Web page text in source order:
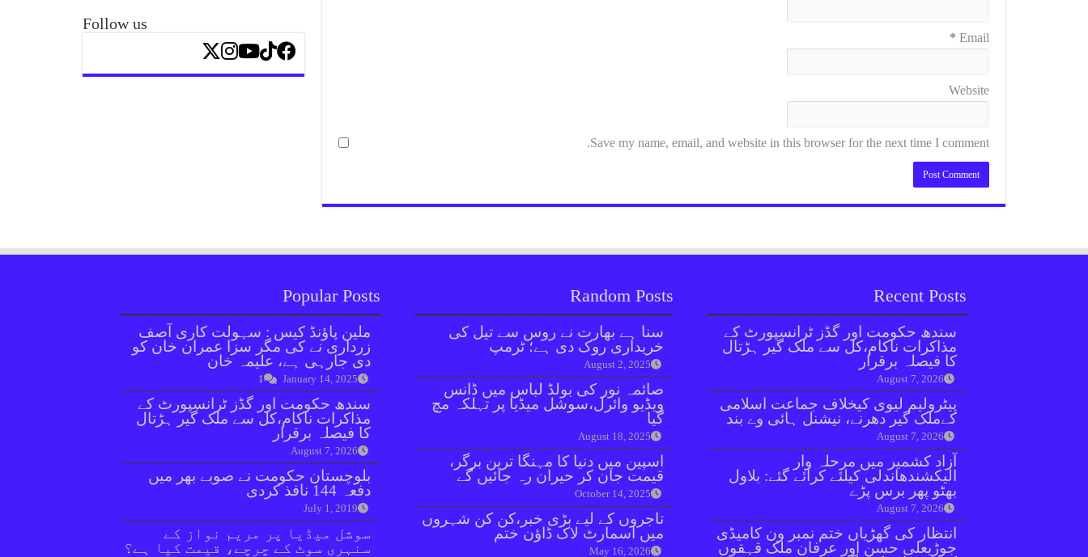
Email
*
Website
Save my name, email, and website in this browser for the next time I comment.
Follow us
Popular Posts
ملین پاؤنڈ کیس : سہولت کاری آصف
زرداری نے کی مگر سزا عمران خان کو
دی جارہی ہے، علیمہ خان
January 14, 2025
1
سندھ حکومت اور گڈز ٹرانسپورٹ کے
مذاکرات ناکام،کل سے ملک گیر ہڑتال
کا فیصلہ برقرار
August 7, 2026
بلوچستان حکومت نے صوبے بھر میں
دفعہ 144 نافذ کردی
July 1, 2019
سوشل میڈیا پر مریم نواز کے
سنہری سوٹ کے چرچے، قیمت کیا ہے؟
Random Posts
سنا ہے بھارت نے روس سے تیل کی
خریداری روک دی ہے؛ ٹرمپ
August 2, 2025
صائمہ نور کی بولڈ لباس میں ڈانس
ویڈیو وائرل،سوشل میڈیا پر تہلکہ مچ
گیا
August 18, 2025
اسپین میں دنیا کا مہنگا ترین برگر،
قیمت جان کر حیران رہ جائیں گے
October 14, 2025
تاجروں کے لیے بڑی خبر،کن کن شہروں
میں اسمارٹ لاک ڈاؤن ختم
May 16, 2026
Recent Posts
سندھ حکومت اور گڈز ٹرانسپورٹ کے
مذاکرات ناکام،کل سے ملک گیر ہڑتال
کا فیصلہ برقرار
August 7, 2026
پیٹرولیم لیوی کیخلاف جماعت اسلامی
کےملک گیر دھرنے، نیشنل ہائی وے بند
August 7, 2026
آزاد کشمیر میں مرحلہ وار
الیکشندھاندلی کیلئے کرائے گئے: بلاول
بھٹو پھر برس پڑے
August 7, 2026
انتظار کی گھڑیاں ختم نمبر ون کامیڈی
جوڑیعلی حسن اور عرفان ملک قہقوں